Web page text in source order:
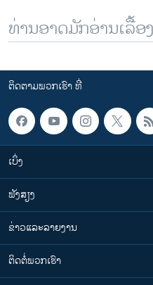
ທ່ານອາດມັກອ່ານເລື້ອ
ຕິດຕາມພວກເຮົາ ທີ່
ເບິ່ງ
ຟັງສຽງ
ຂ່າວແລະລາຍງານ
ຕິດຕໍ່ພວກເຮົາ